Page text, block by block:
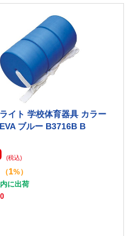
イト 学校体育器具 カラー
ブルー B3716B B
(税込)
（1%）
に出荷